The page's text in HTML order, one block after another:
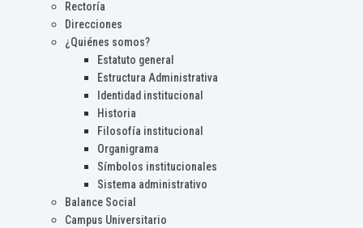
Rectoría
Direcciones
¿Quiénes somos?
Estatuto general
Estructura Administrativa
Identidad institucional
Historia
Filosofía institucional
Organigrama
Símbolos institucionales
Sistema administrativo
Balance Social
Campus Universitario